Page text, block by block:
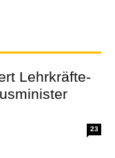
Lehrkräfte-
23